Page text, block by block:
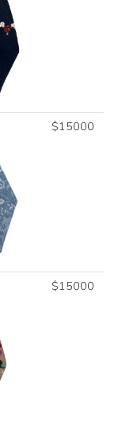
$15000
$15000